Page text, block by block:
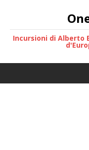
Incursioni di Alberto